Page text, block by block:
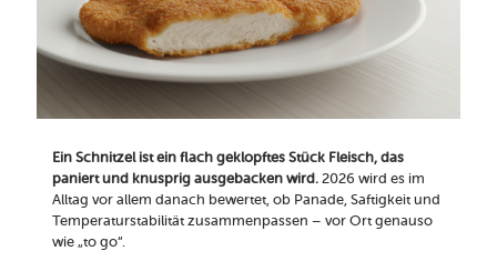
Ein Schnitzel ist ein flach geklopftes Stück Fleisch, das
paniert und knusprig ausgebacken wird.2026 wird es im
Alltag vor allem danach bewertet, ob Panade, Saftigkeit und
Temperaturstabilität zusammenpassen – vor Ort genauso
wie „to go“.